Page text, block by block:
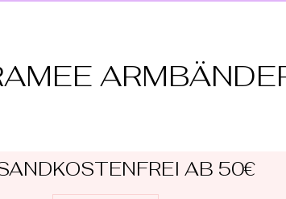
AB 50€